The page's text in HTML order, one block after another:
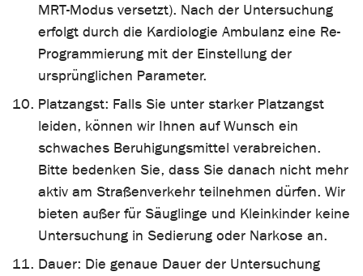
MRT-Modus versetzt). Nach der Untersuchung
erfolgt durch die Kardiologie Ambulanz eine Re-
Programmierung mit der Einstellung der
ursprünglichen Parameter.
Platzangst: Falls Sie unter starker Platzangst
leiden, können wir Ihnen auf Wunsch ein
schwaches Beruhigungsmittel verabreichen.
Bitte bedenken Sie, dass Sie danach nicht mehr
aktiv am Straßenverkehr teilnehmen dürfen. Wir
bieten außer für Säuglinge und Kleinkinder keine
Untersuchung in Sedierung oder Narkose an.
Dauer: Die genaue Dauer der Untersuchung